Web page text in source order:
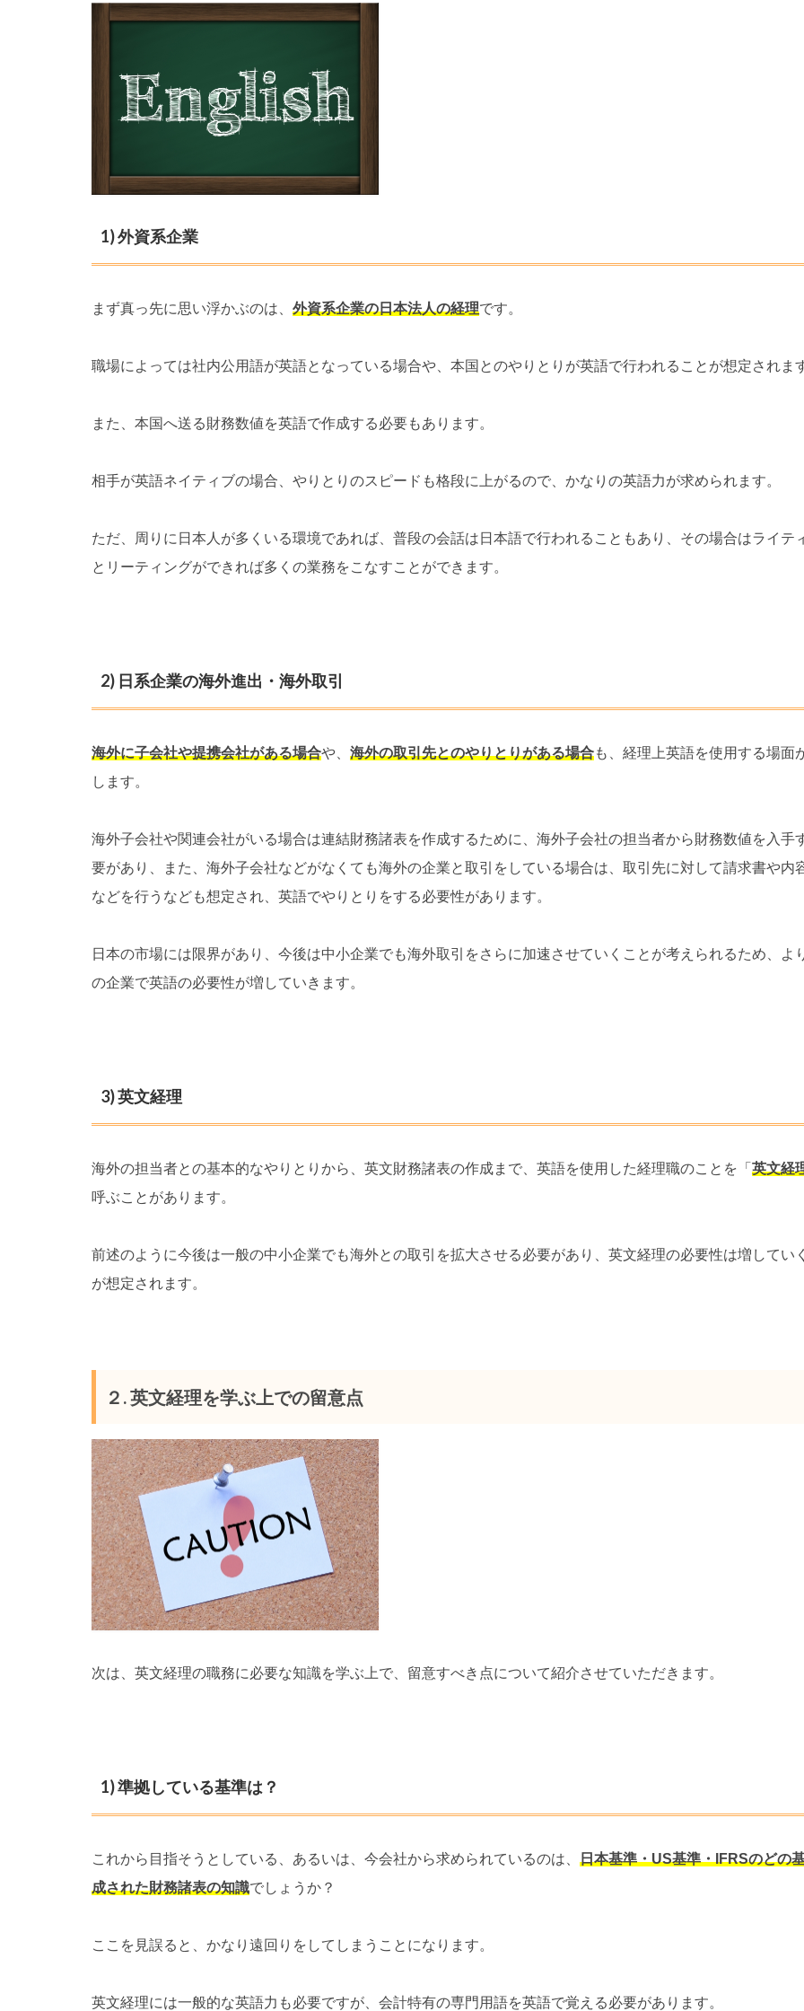
1) 外資系企業
まず真っ先に思い浮かぶのは、 外資系企業の日本法人の経理です。
職場によっては社内公用語が英語となっている場合や、本国とのやりとりが英語で行われることが想定されま
また、本国へ送る財務数値を英語で作成する必要もあります。
相手が英語ネイティブの場合、やりとりのスピードも格段に上がるので、かなりの英語力が求められます。
ただ、周りに日本人が多くいる環境であれば、普段の会話は日本語で行われることもあり、その場合はライテ
とリーティングができれば多くの業務をこなすことができます。
2) 日系企業の海外進出・海外取引
海外に子会社や提携会社がある場合や、 海外の取引先とのやりとりがある場合も、経理上英語を使用する場面
します。
海外子会社や関連会社がいる場合は連結財務諸表を作成するために、海外子会社の担当者から財務数値を入手
要があり、また、海外子会社などがなくても海外の企業と取引をしている場合は、取引先に対して請求書や内
などを行うなども想定され、英語でやりとりをする必要性があります。
日本の市場には限界があり、今後は中小企業でも海外取引をさらに加速させていくことが考えられるため、よ
の企業で英語の必要性が増していきます。
3) 英文経理
海外の担当者との基本的なやりとりから、英文財務諸表の作成まで、英語を使用した経理職のことを「 英文経
呼ぶことがあります。
前述のように今後は一般の中小企業でも海外との取引を拡大させる必要があり、英文経理の必要性は増してい
が想定されます。
２. 英文経理を学ぶ上での留意点
次は、英文経理の職務に必要な知識を学ぶ上で、留意すべき点について紹介させていただきます。
1) 準拠している基準は？
これから目指そうとしている、あるいは、今会社から求められているのは、 日本基準・US基準・IFRSのどの
成された財務諸表の知識でしょうか？
ここを見誤ると、かなり遠回りをしてしまうことになります。
英文経理には一般的な英語力も必要ですが、会計特有の専門用語を英語で覚える必要があります。